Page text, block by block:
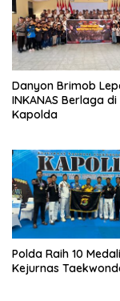
Danyon Brimob
INKANAS Berlaga di
Kapolda
Polda Raih 10
Kejurnas